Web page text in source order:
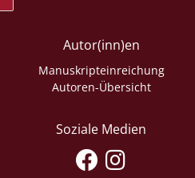
Autor(inn)en
Manuskripteinreichung
Autoren-Übersicht
Soziale Medien